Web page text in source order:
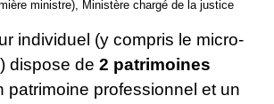
ministre), Ministère chargé de la justice
individuel (y compris le micro-
dispose de 2 patrimoines
patrimoine professionnel et un